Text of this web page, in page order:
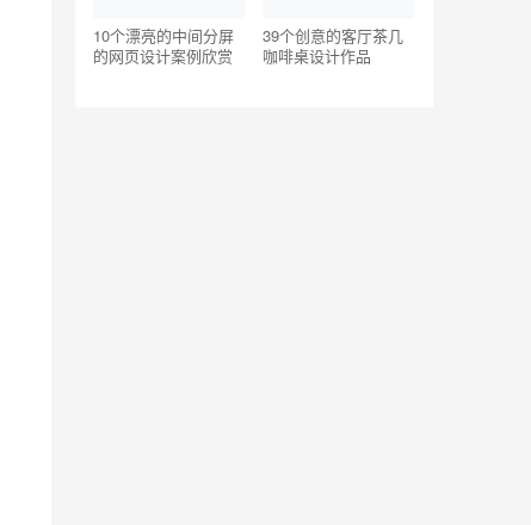
10个漂亮的中间分屏
的网页设计案例欣赏
39个创意的客厅茶几
咖啡桌设计作品